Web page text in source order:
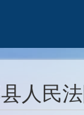
人民